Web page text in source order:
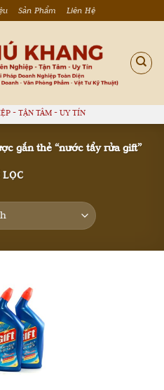
Sản Phẩm Liên Hệ
- TẬN TÂM - UY TÍN
gắn thẻ “nước tẩy rửa gift”
LỌC